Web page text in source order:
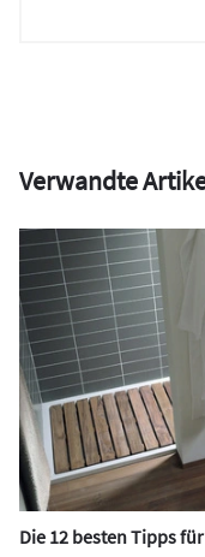
Verwandte
Die 12 besten Tipps